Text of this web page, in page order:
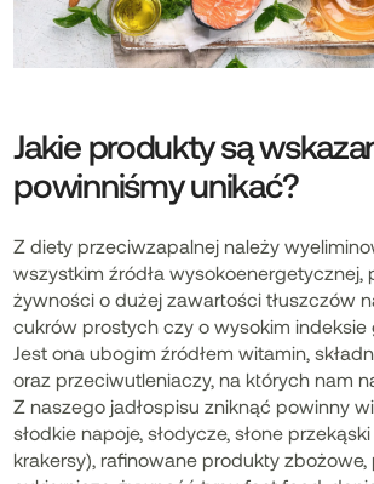
Jakie produkty są
powinniśmy unikać?
Z diety przeciwzapalnej należy
wszystkim źródła wysokoenergetycznej,
żywności o dużej zawartości tłuszczów
cukrów prostych czy o wysokim indeksie
Jest ona ubogim źródłem witamin,
oraz przeciwutleniaczy, na których nam
Z naszego jadłospisu zniknąć powinny
słodkie napoje, słodycze, słone
krakersy), rafinowane produkty